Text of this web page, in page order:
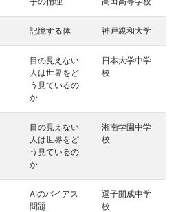
記憶する体 神戸親和大学
目の見えない
人は世界をど
う見ているの
か
日本大学中学
校
目の見えない
人は世界をど
う見ているの
か
湘南学園中学
校
AIのバイアス
問題
逗子開成中学
校